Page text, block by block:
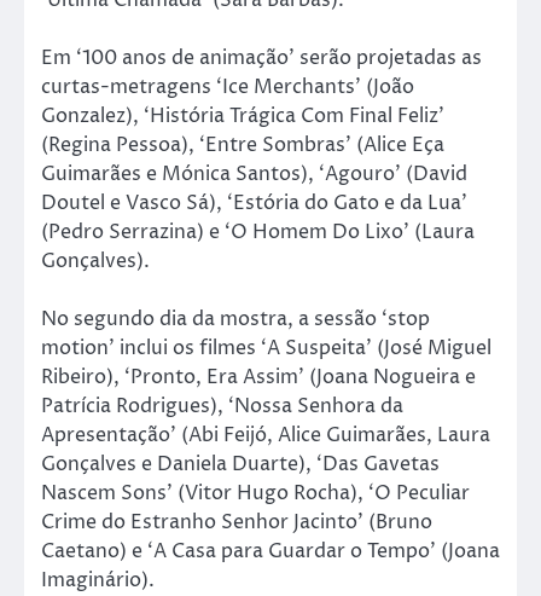
Em ‘100 anos de animação’ serão projetadas as
curtas-metragens ‘Ice Merchants’ (João
Gonzalez), ‘História Trágica Com Final Feliz’
(Regina Pessoa), ‘Entre Sombras’ (Alice Eça
Guimarães e Mónica Santos), ‘Agouro’ (David
Doutel e Vasco Sá), ‘Estória do Gato e da Lua’
(Pedro Serrazina) e ‘O Homem Do Lixo’ (Laura
Gonçalves).
No segundo dia da mostra, a sessão ‘stop
motion’ inclui os filmes ‘A Suspeita’ (José Miguel
Ribeiro), ‘Pronto, Era Assim’ (Joana Nogueira e
Patrícia Rodrigues), ‘Nossa Senhora da
Apresentação’ (Abi Feijó, Alice Guimarães, Laura
Gonçalves e Daniela Duarte), ‘Das Gavetas
Nascem Sons’ (Vitor Hugo Rocha), ‘O Peculiar
Crime do Estranho Senhor Jacinto’ (Bruno
Caetano) e ‘A Casa para Guardar o Tempo’ (Joana
Imaginário).